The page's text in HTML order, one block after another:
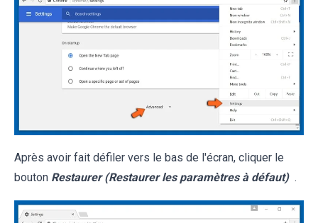
Après avoir fait défiler vers le bas de l'écran, cliquer le
bouton Restaurer (Restaurer les paramètres à défaut) .